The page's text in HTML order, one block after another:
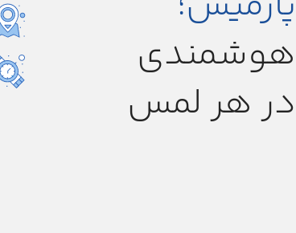
هوشمندی
در هر لمس